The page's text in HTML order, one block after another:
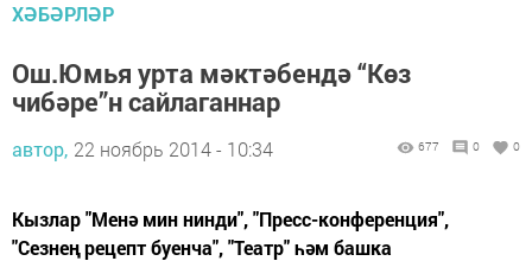
ХӘБӘРЛӘР
Ош.Юмья урта мәктәбендә “Көз
чибәре”н сайлаганнар
автор, 22 ноябрь 2014 - 10:34 677 0 0
Кызлар "Менә мин нинди", "Пресс-конференция",
"Сезнең рецепт буенча", "Театр" һәм башка